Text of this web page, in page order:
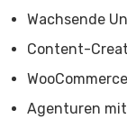
Wachsende
Content-
Agenturen